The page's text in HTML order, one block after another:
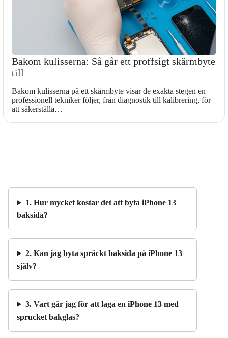
Bakom kulisserna: Så går ett proffsigt skärmbyte
till
Bakom kulisserna på ett skärmbyte visar de exakta stegen en
professionell tekniker följer, från diagnostik till kalibrering, för
att säkerställa…
1. Hur mycket kostar det att byta iPhone 13
baksida?
2. Kan jag byta spräckt baksida på iPhone 13
själv?
3. Vart går jag för att laga en iPhone 13 med
sprucket bakglas?